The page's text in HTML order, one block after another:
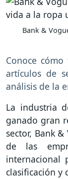
Bank &
Conoce
artículos de
análisis de la
La industria
ganado gran
sector, Bank
de las
internacional
clasificación y